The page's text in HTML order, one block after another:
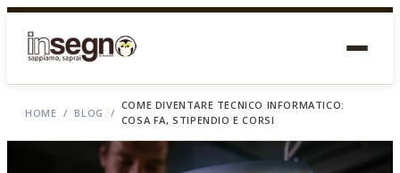
HOME / BLOG /
COME DIVENTARE TECNICO INFORMATICO:
COSA FA, STIPENDIO E CORSI